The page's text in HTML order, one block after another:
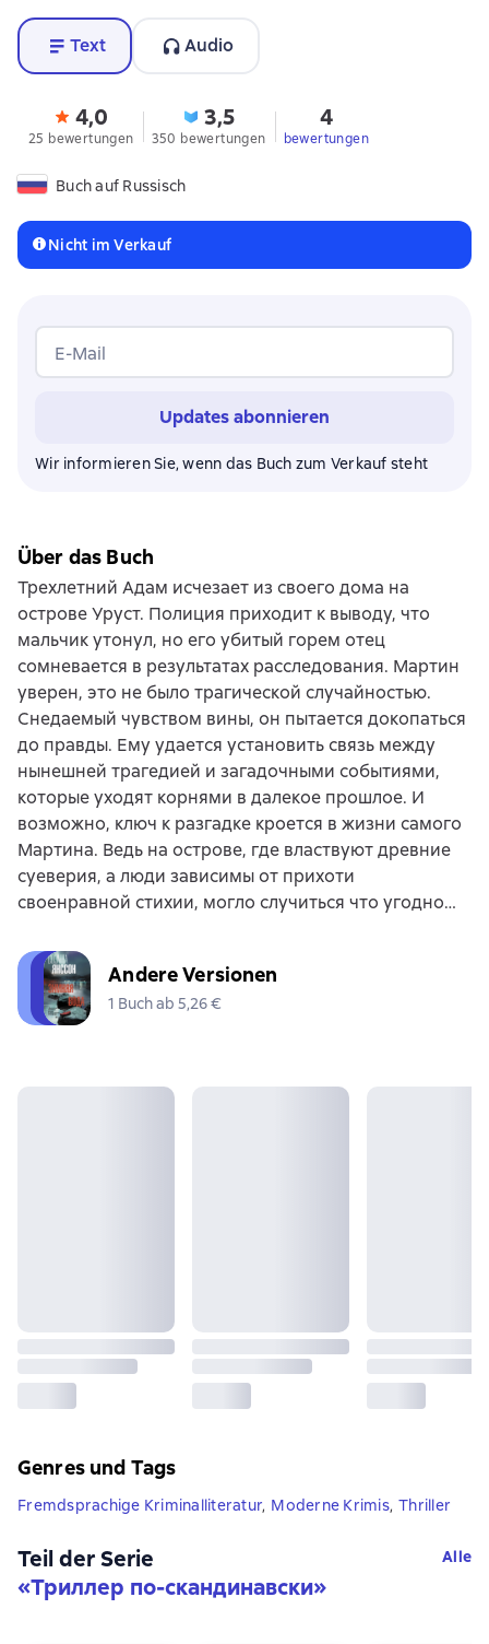
Text Audio
4,0
25 bewertungen
3,5
350 bewertungen
4
bewertungen
Buch auf Russisch
Nicht im Verkauf
E-Mail
Updates abonnieren
Wir informieren Sie, wenn das Buch zum Verkauf steht
Über das Buch
Трехлетний Адам исчезает из своего дома на
острове Уруст. Полиция приходит к выводу, что
мальчик утонул, но его убитый горем отец
сомневается в результатах расследования. Мартин
уверен, это не было трагической случайностью.
Снедаемый чувством вины, он пытается докопаться
до правды. Ему удается установить связь между
нынешней трагедией и загадочными событиями,
которые уходят корнями в далекое прошлое. И
возможно, ключ к разгадке кроется в жизни самого
Мартина. Ведь на острове, где властвуют древние
суеверия, а люди зависимы от прихоти
своенравной стихии, могло случиться что угодно…
Andere Versionen
1 Buch ab 5,26 €
Genres und Tags
Fremdsprachige Kriminalliteratur, Moderne Krimis, Thriller
Teil der Serie
«Триллер по-скандинавски»
Alle